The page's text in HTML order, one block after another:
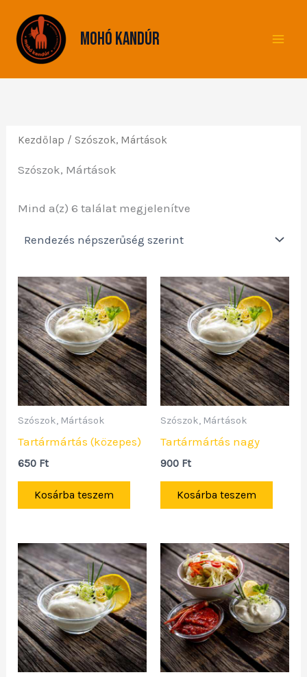
content
Mohó Kandúr
Kezdőlap / Szószok, Mártások
Szószok, Mártások
Mind a(z) 6 találat megjelenítve
Szószok, Mártások
Tartármártás (közepes)
650 Ft
Kosárba teszem
Szószok, Mártások
Tartármártás nagy
900 Ft
Kosárba teszem